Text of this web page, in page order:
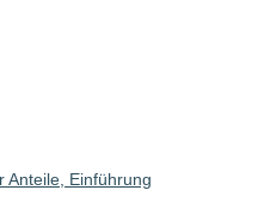
Anteile, Einführung